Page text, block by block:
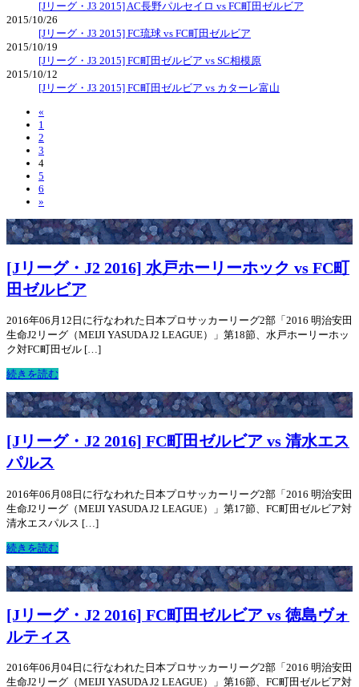
[Jリーグ・J3 2015] AC長野パルセイロ vs FC町田ゼルビア
2015/10/26
[Jリーグ・J3 2015] FC琉球 vs FC町田ゼルビア
2015/10/19
[Jリーグ・J3 2015] FC町田ゼルビア vs SC相模原
2015/10/12
[Jリーグ・J3 2015] FC町田ゼルビア vs カターレ富山
«
1
2
3
4
5
6
»
[Jリーグ・J2 2016] 水戸ホーリーホック vs FC町
田ゼルビア
2016年06月12日に行なわれた日本プロサッカーリーグ2部「2016 明治安田
生命J2リーグ（MEIJI YASUDA J2 LEAGUE）」第18節、水戸ホーリーホッ
ク対FC町田ゼル […]
続きを読む
[Jリーグ・J2 2016] FC町田ゼルビア vs 清水エス
パルス
2016年06月08日に行なわれた日本プロサッカーリーグ2部「2016 明治安田
生命J2リーグ（MEIJI YASUDA J2 LEAGUE）」第17節、FC町田ゼルビア対
清水エスパルス […]
続きを読む
[Jリーグ・J2 2016] FC町田ゼルビア vs 徳島ヴォ
ルティス
2016年06月04日に行なわれた日本プロサッカーリーグ2部「2016 明治安田
生命J2リーグ（MEIJI YASUDA J2 LEAGUE）」第16節、FC町田ゼルビア対